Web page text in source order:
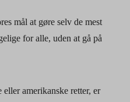
mål at gøre selv de mest
for alle, uden at gå på
amerikanske retter, er